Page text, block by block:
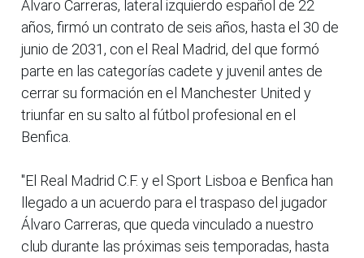
Álvaro Carreras, lateral izquierdo español de 22
años, firmó un contrato de seis años, hasta el 30 de
junio de 2031, con el Real Madrid, del que formó
parte en las categorías cadete y juvenil antes de
cerrar su formación en el Manchester United y
triunfar en su salto al fútbol profesional en el
Benfica.
"El Real Madrid C.F. y el Sport Lisboa e Benfica han
llegado a un acuerdo para el traspaso del jugador
Álvaro Carreras, que queda vinculado a nuestro
club durante las próximas seis temporadas, hasta